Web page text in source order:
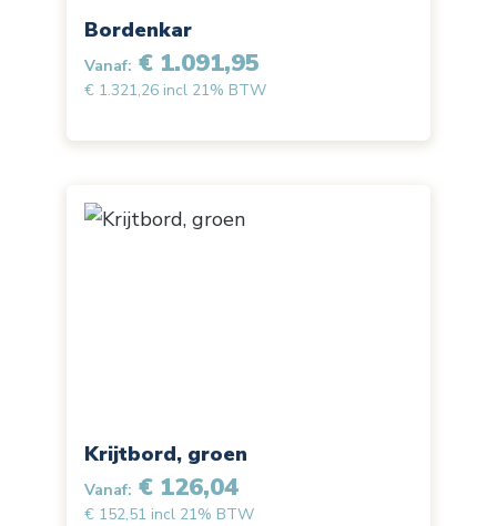
Bordenkar
Vanaf: € 1.091,95
€ 1.321,26 incl 21% BTW
Krijtbord, groen
Vanaf: € 126,04
€ 152,51 incl 21% BTW